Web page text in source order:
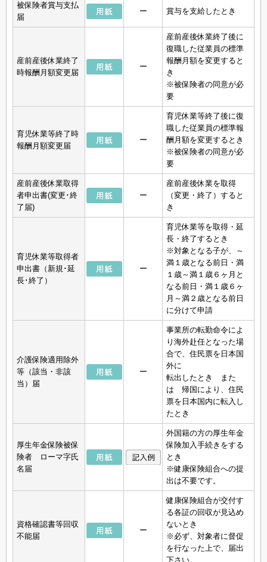
被保険者賞与支払
届
ー 賞与を支給したとき
産前産後休業終了
時報酬月額変更届
ー
産前産後休業終了後に
復職した従業員の標準
報酬月額を変更すると
き
※被保険者の同意が必
要
育児休業等終了時
報酬月額変更届
ー
育児休業等終了後に復
職した従業員の標準報
酬月額を変更するとき
※被保険者の同意が必
要
産前産後休業取得
者申出書(変更･終
了届)
ー
産前産後休業を取得
（変更・終了）すると
き
育児休業等取得者
申出書（新規･延
長･終了）
ー
育児休業等を取得・延
長・終了するとき
※対象となる子が、～
満１歳となる前日・満
１歳～満１歳６ヶ月と
なる前日・満１歳６ヶ
月～満２歳となる前日
に分けて申請
介護保険適用除外
等（該当・非該
当）届
ー
事業所の転勤命令によ
り海外赴任となった場
合で、住民票を日本国
外に
転出したとき また
は 帰国により、住民
票を日本国内に転入し
たとき
厚生年金保険被保
険者 ローマ字氏
名届
外国籍の方の厚生年金
保険加入手続きをする
とき
※健康保険組合への提
出は不要です。
資格確認書等回収
不能届
ー
健康保険組合が交付す
る各証の回収が見込め
ないとき
※必ず、対象者に督促
を行なった上で、届出
下さい。